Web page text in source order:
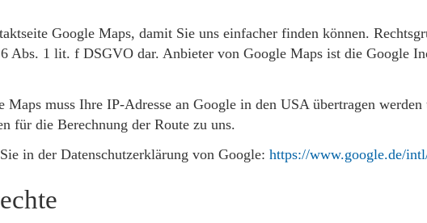
Google Maps, damit Sie uns einfacher finden können.
Abs. 1 lit. f DSGVO dar. Anbieter von Google Maps ist die Google
Maps muss Ihre IP-Adresse an Google in den USA übertragen
für die Berechnung der Route zu uns.
in der Datenschutzerklärung von Google: https://www.google.de/